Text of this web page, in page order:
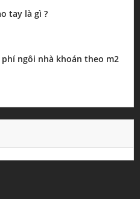
tay là gì ?
ngôi nhà khoán theo m2